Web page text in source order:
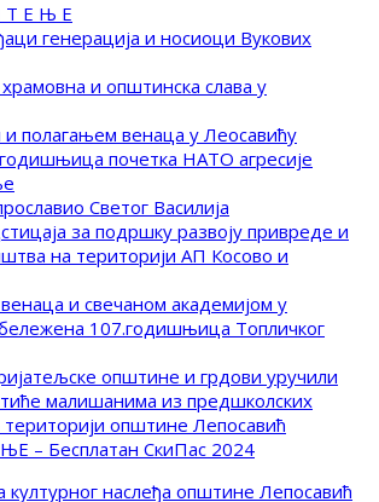
Е Њ Е
генерација и носиоци Вукових
и општинска слава у
и полагањем венаца у Леосавићу
почетка НАТО агресије
Светог Василија
за подршку развоју привреде и
на територији АП Косово и
и свечаном академијом у
107.годишњица Топличког
општине и грдови уручили
малишанима из предшколских
територији општине Лепосавић
– Бесплатан СкиПас 2024